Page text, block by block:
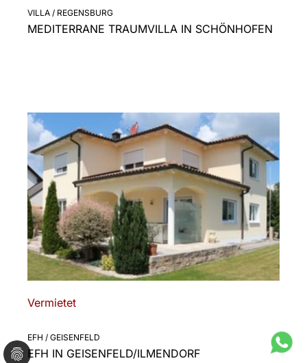
VILLA / REGENSBURG
MEDITERRANE TRAUMVILLA IN SCHÖNHOFEN
Vermietet
EFH / GEISENFELD
EFH IN GEISENFELD/ILMENDORF